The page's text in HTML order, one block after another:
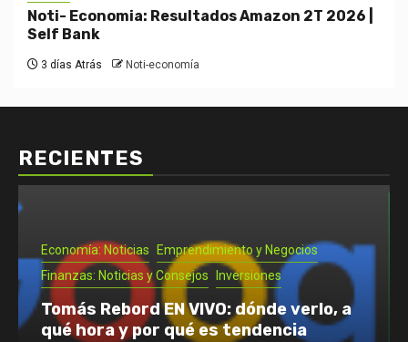
Noti- Economia: Resultados Amazon 2T 2026 |
Self Bank
3 días Atrás Noti-economía
RECIENTES
Emprendimiento y Negocios
Noti- Economia: Guía para que un
autónomo se vaya de vacaciones